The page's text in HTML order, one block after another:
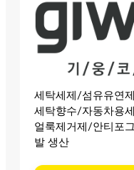
세탁세제/섬유유연
세탁향수/자동차용
얼룩제거제/안티포
발 생산